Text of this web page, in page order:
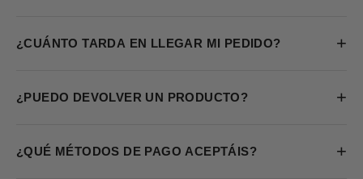
¿CUÁNTO TARDA EN LLEGAR MI PEDIDO? +
¿PUEDO DEVOLVER UN PRODUCTO? +
¿QUÉ MÉTODOS DE PAGO ACEPTÁIS? +